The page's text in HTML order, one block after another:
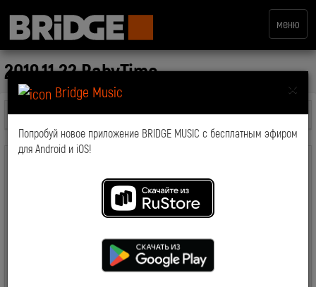
меню
×
Bridge Music
Попробуй новое приложение BRIDGE MUSIC с бесплатным эфиром
для Android и iOS!
2019.11.22 BabyTime_
Все передачи
скачать файл